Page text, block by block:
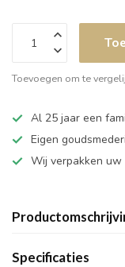
Toevoegen om te
Al 25 jaar een
Eigen
Wij verpakken uw
Specificaties